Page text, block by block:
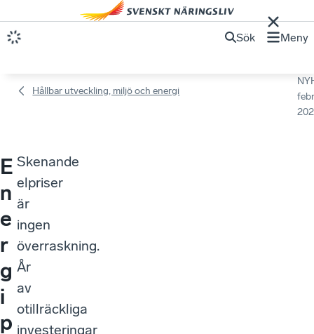
Sök Meny
Hållbar utveckling, miljö och energi
E
n
e
r
g
i
p
Skenande
elpriser
är
ingen
överraskning.
År
av
otillräckliga
investeringar